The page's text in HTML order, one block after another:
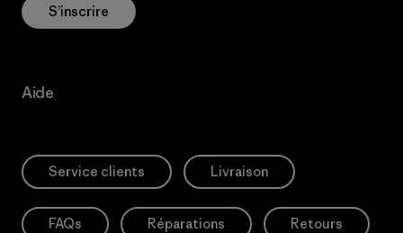
S’inscrire
Aide
Service clients Livraison
FAQs Réparations Retours